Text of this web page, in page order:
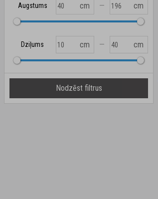
Augstums cm — cm
Dziļums cm — cm
Nodzēst filtrus